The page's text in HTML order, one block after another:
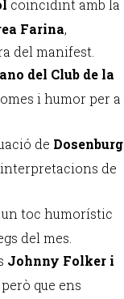
coincidint amb la
Farina,
del manifest.
del Club de la
i humor per a
de Dosenburg
de
toc humorístic
del mes.
Johnny Folker i
que ens